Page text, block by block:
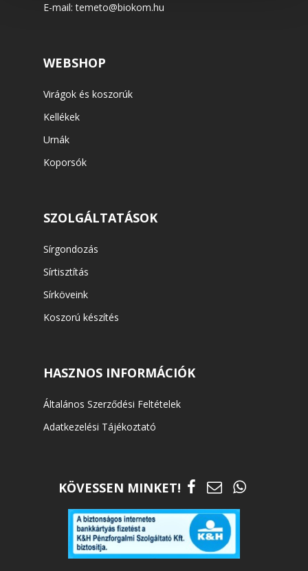
E-mail:temeto@biokom.hu
WEBSHOP
Virágok és koszorúk
Kellékek
Urnák
Koporsók
SZOLGÁLTATÁSOK
Sírgondozás
Sírtisztítás
Sírköveink
Koszorú készítés
HASZNOS INFORMÁCIÓK
Általános Szerződési Feltételek
Adatkezelési Tájékoztató
KÖVESSEN MINKET!